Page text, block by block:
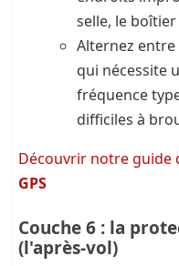
selle, le boîtier
Alternez entre
qui nécessite
fréquence
difficiles à
Découvrir notre guide
GPS
Couche 6 : la
(l'après-vol)